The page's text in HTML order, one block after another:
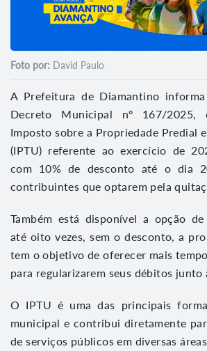
Foto por: David Paulo
A Prefeitura de Diamantino
Decreto Municipal nº 167/2025,
Imposto sobre a Propriedade Predial
(IPTU) referente ao exercício de
com 10% de desconto até o dia
contribuintes que optarem pela
Também está disponível a opção
até oito vezes, sem o desconto, a
tem o objetivo de oferecer mais
para regularizarem seus débitos junto
O IPTU é uma das principais
municipal e contribui diretamente
de serviços públicos em diversas